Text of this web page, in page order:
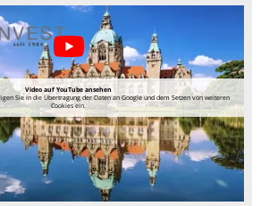
Video auf YouTube ansehen
Sie in die Übertragung der Daten an Google und dem Setzen von weiteren
Cookies ein.